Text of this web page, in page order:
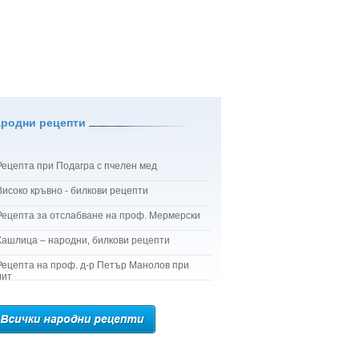
рецепти
при Подагра с пчелен мед
кръвно - билкови рецепти
за отслабване на проф. Мермерски
– народни, билкови рецепти
на проф. д-р Петър Манолов при